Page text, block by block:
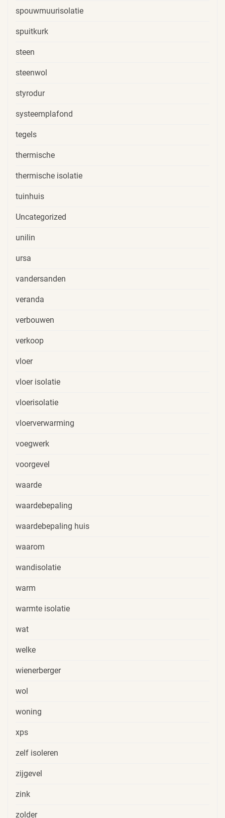
spouwmuurisolatie
spuitkurk
steen
steenwol
styrodur
systeemplafond
tegels
thermische
thermische isolatie
tuinhuis
Uncategorized
unilin
ursa
vandersanden
veranda
verbouwen
verkoop
vloer
vloer isolatie
vloerisolatie
vloerverwarming
voegwerk
voorgevel
waarde
waardebepaling
waardebepaling huis
waarom
wandisolatie
warm
warmte isolatie
wat
welke
wienerberger
wol
woning
xps
zelf isoleren
zijgevel
zink
zolder